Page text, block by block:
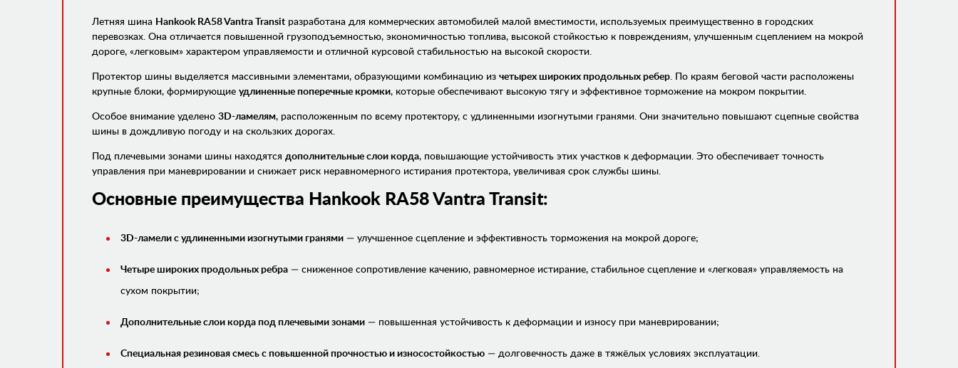
Летняя шина Hankook RA58 Vantra Transit разработана для коммерческих автомобилей малой вместимости, используемых преимущественно в городских
перевозках. Она отличается повышенной грузоподъемностью, экономичностью топлива, высокой стойкостью к повреждениям, улучшенным сцеплением на мокрой
дороге, «легковым» характером управляемости и отличной курсовой стабильностью на высокой скорости.
Протектор шины выделяется массивными элементами, образующими комбинацию из четырех широких продольных ребер. По краям беговой части расположены
крупные блоки, формирующие удлиненные поперечные кромки, которые обеспечивают высокую тягу и эффективное торможение на мокром покрытии.
Особое внимание уделено 3D-ламелям, расположенным по всему протектору, с удлиненными изогнутыми гранями. Они значительно повышают сцепные свойства
шины в дождливую погоду и на скользких дорогах.
Под плечевыми зонами шины находятся дополнительные слои корда, повышающие устойчивость этих участков к деформации. Это обеспечивает точность
управления при маневрировании и снижает риск неравномерного истирания протектора, увеличивая срок службы шины.
Основные преимущества Hankook RA58 Vantra Transit:
3D-ламели с удлиненными изогнутыми гранями — улучшенное сцепление и эффективность торможения на мокрой дороге;
Четыре широких продольных ребра — сниженное сопротивление качению, равномерное истирание, стабильное сцепление и «легковая» управляемость на
сухом покрытии;
Дополнительные слои корда под плечевыми зонами — повышенная устойчивость к деформации и износу при маневрировании;
Специальная резиновая смесь с повышенной прочностью и износостойкостью — долговечность даже в тяжёлых условиях эксплуатации.